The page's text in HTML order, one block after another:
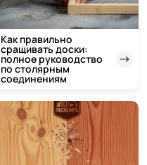
Как правильно
сращивать доски:
полное руководство
по столярным
соединениям